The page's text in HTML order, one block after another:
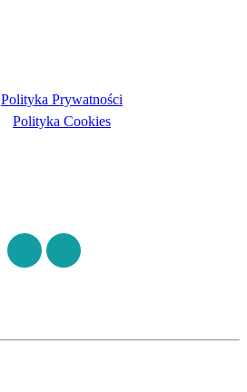
Polityka Prywatności
Polityka Cookies